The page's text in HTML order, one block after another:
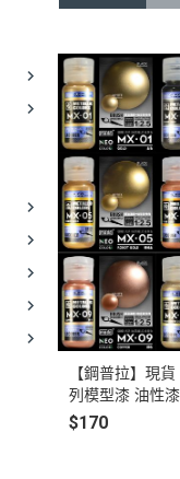
【鋼普拉】現
列模型漆 油性
02 機械鐵
$170